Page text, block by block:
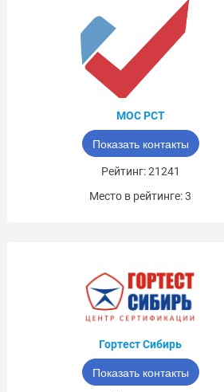
МОС РСТ
Показать контакты
Рейтинг: 21241
Место в рейтинге: 3
Гортест Сибирь
Показать контакты